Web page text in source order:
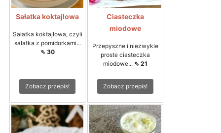
Sałatka koktajlowa
Sałatka koktajlowa, czyli
sałatka z pomidorkami...
⇖ 30
Zobacz przepis!
Ciasteczka
miodowe
Przepyszne i niezwykle
proste ciasteczka
miodowe... ⇖ 21
Zobacz przepis!